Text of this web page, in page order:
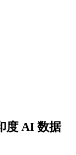
度 AI 数据